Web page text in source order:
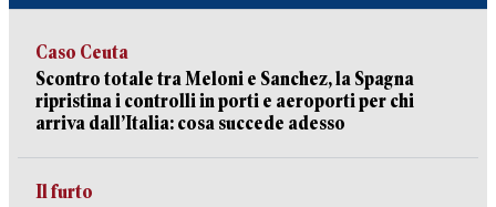
Caso Ceuta
Scontro totale tra Meloni e Sanchez, la Spagna
ripristina i controlli in porti e aeroporti per chi
arriva dall’Italia: cosa succede adesso
Il furto